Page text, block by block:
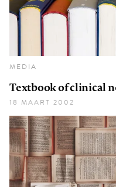
MEDIA
Textbook of clinical
18 MAART 2002